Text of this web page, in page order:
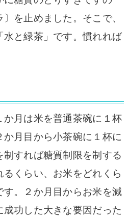
を止めました。そこで、
水と緑茶」です。慣れれば
月は米を普通茶碗に１杯
月目から小茶碗に１杯に
すれば糖質制限を制する
くらい、お米をどれくら
す。２か月目からお米を減
成功した大きな要因だった